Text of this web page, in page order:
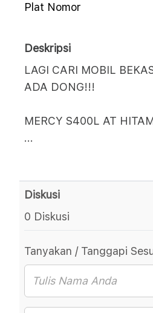
Plat Nomor
Deskripsi
LAGI CARI MOBIL
ADA DONG!!!
MERCY S400L AT
...
Diskusi
0 Diskusi
Tanyakan / Tanggapi